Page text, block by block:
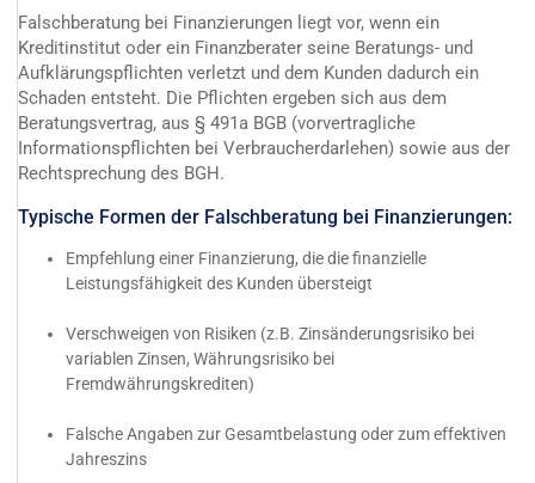
Falschberatung bei Finanzierungen liegt vor, wenn ein
Kreditinstitut oder ein Finanzberater seine Beratungs- und
Aufklärungspflichten verletzt und dem Kunden dadurch ein
Schaden entsteht. Die Pflichten ergeben sich aus dem
Beratungsvertrag, aus § 491a BGB (vorvertragliche
Informationspflichten bei Verbraucherdarlehen) sowie aus der
Rechtsprechung des BGH.
Typische Formen der Falschberatung bei Finanzierungen:
Empfehlung einer Finanzierung, die die finanzielle
Leistungsfähigkeit des Kunden übersteigt
Verschweigen von Risiken (z.B. Zinsänderungsrisiko bei
variablen Zinsen, Währungsrisiko bei
Fremdwährungskrediten)
Falsche Angaben zur Gesamtbelastung oder zum effektiven
Jahreszins